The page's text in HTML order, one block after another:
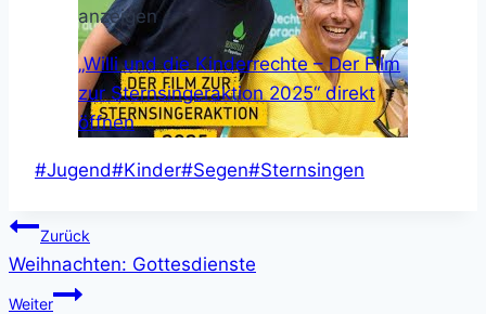
YouTube
anzeigen
anzeigen
„Willi und die Kinderrechte – Der Film
zur Sternsingeraktion 2025“ direkt
öffnen
Schlagworte:
#Jugend#Kinder#Segen#Sternsingen
Beitragsnavigation
Zurück
Weihnachten: Gottesdienste
Weiter